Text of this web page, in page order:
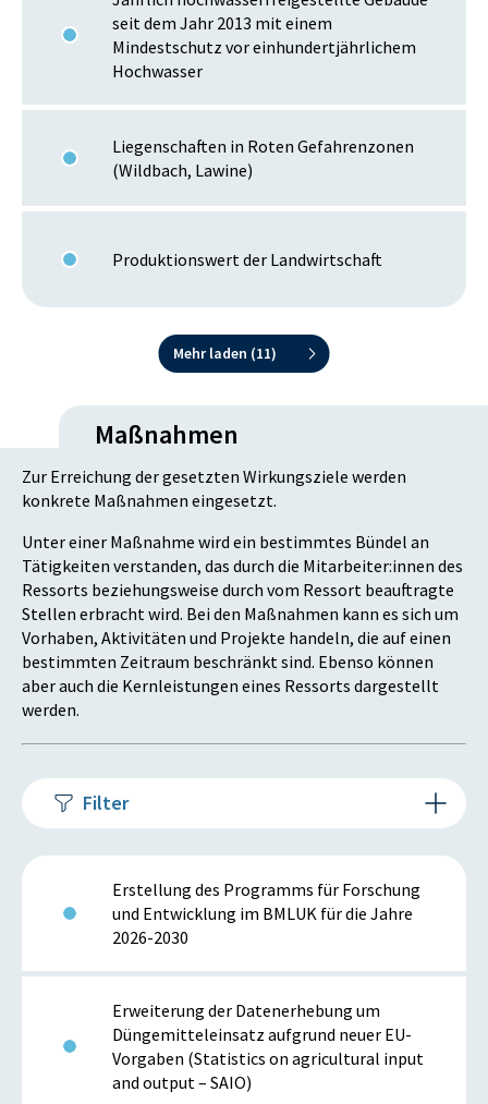
seit dem Jahr 2013 mit einem
Mindestschutz vor einhundertjährlichem
Hochwasser
Liegenschaften in Roten Gefahrenzonen
(Wildbach, Lawine)
Produktionswert der Landwirtschaft
Mehr laden (11)
Maßnahmen
Zur Erreichung der gesetzten Wirkungsziele werden
konkrete Maßnahmen eingesetzt.
Unter einer Maßnahme wird ein bestimmtes Bündel an
Tätigkeiten verstanden, das durch die Mitarbeiter:innen des
Ressorts beziehungsweise durch vom Ressort beauftragte
Stellen erbracht wird. Bei den Maßnahmen kann es sich um
Vorhaben, Aktivitäten und Projekte handeln, die auf einen
bestimmten Zeitraum beschränkt sind. Ebenso können
aber auch die Kernleistungen eines Ressorts dargestellt
werden.
Filter
Erstellung des Programms für Forschung
und Entwicklung im BMLUK für die Jahre
2026-2030
Erweiterung der Datenerhebung um
Düngemitteleinsatz aufgrund neuer EU-
Vorgaben (Statistics on agricultural input
and output – SAIO)